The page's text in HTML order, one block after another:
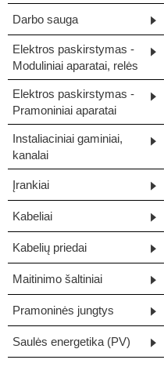
Darbo sauga
Elektros paskirstymas -
Moduliniai aparatai, relės
Elektros paskirstymas -
Pramoniniai aparatai
Instaliaciniai gaminiai,
kanalai
Įrankiai
Kabeliai
Kabelių priedai
Maitinimo šaltiniai
Pramoninės jungtys
Saulės energetika (PV)